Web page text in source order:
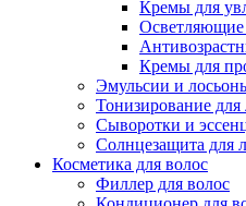
Кремы для
Кремы для
Эмульсии и
Тонизирование для
Сыворотки и
Солнцезащита для
Косметика для волос
Филлер для волос